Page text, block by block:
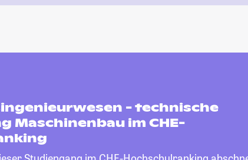
- technische
Maschinenbau im CHE-